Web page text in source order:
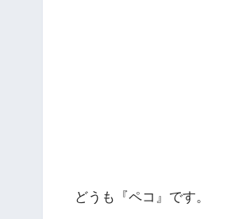
どうも『ペコ』です。